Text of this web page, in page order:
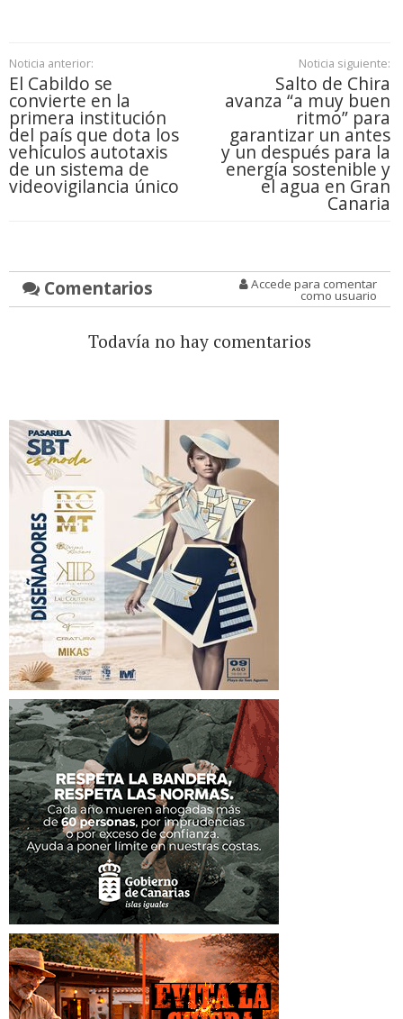
Noticia anterior:
El Cabildo se
convierte en la
primera institución
del país que dota los
vehículos autotaxis
de un sistema de
videovigilancia único
Noticia siguiente:
Salto de Chira
avanza “a muy buen
ritmo” para
garantizar un antes
y un después para la
energía sostenible y
el agua en Gran
Canaria
Comentarios Accede para comentar
como usuario
Todavía no hay comentarios